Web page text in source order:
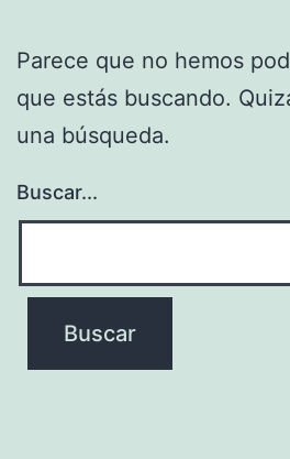
Parece que no hemos
que estás buscando.
una búsqueda.
Buscar...